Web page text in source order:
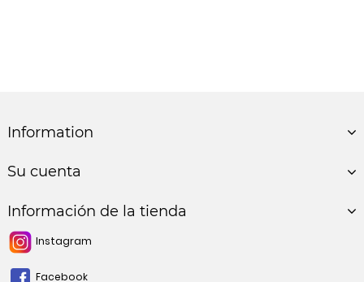
Information
Su cuenta
Información de la tienda
Instagram
Facebook